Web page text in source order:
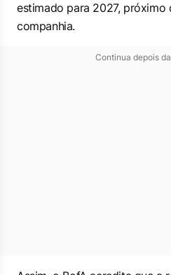
estimado para 2027, próximo
companhia.
Continua depois